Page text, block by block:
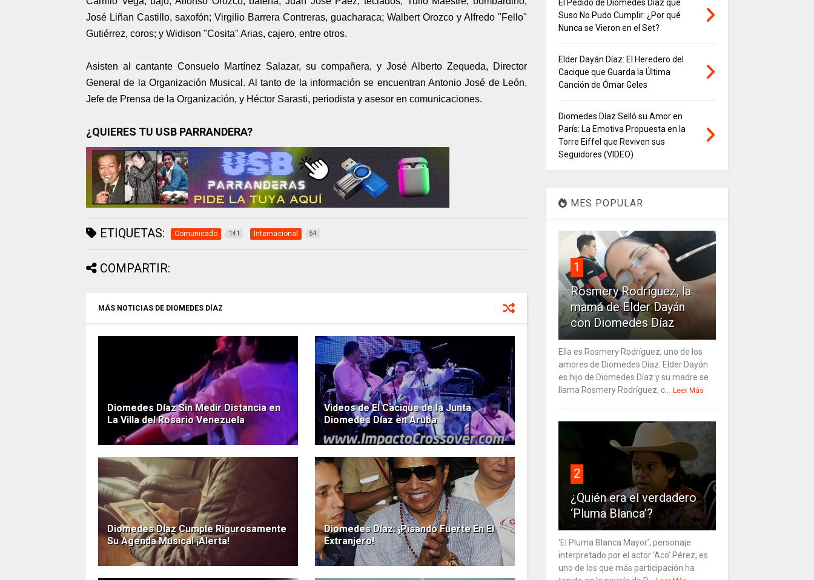
José Liñan Castillo, saxofón; Virgilio Barrera Contreras, guacharaca; Walbert Orozco y Alfredo "Fello"
Gutiérrez, coros; y Widison "Cosita" Arias, cajero, entre otros.
Asisten al cantante Consuelo Martínez Salazar, su compañera, y José Alberto Zequeda, Director
General de la Organización Musical. Al tanto de la información se encuentran Antonio José de León,
Jefe de Prensa de la Organización, y Héctor Sarasti, periodista y asesor en comunicaciones.
¿QUIERES TU USB PARRANDERA?
ETIQUETAS: Comunicado 141 Internacional 54
COMPARTIR:
MÁS NOTICIAS DE DIOMEDES DÍAZ
Diomedes Díaz Sin Medir Distancia en
La Villa del Rosario Venezuela
Videos de El Cacique de la Junta
Diomedes Díaz en Aruba
Diomedes Díaz Cumple Rigurosamente
Su Agenda Musical ¡Alerta!
Diomedes Díaz: ¡Pisando Fuerte En El
Extranjero!
El Pedido de Diomedes Díaz que
Suso No Pudo Cumplir: ¿Por qué
Nunca se Vieron en el Set?
Elder Dayán Díaz: El Heredero del
Cacique que Guarda la Última
Canción de Ómar Geles
Diomedes Díaz Selló su Amor en
París: La Emotiva Propuesta en la
Torre Eiffel que Reviven sus
Seguidores (VIDEO)
MES POPULAR
1
Rosmery Rodríguez, la
mamá de Elder Dayán
con Diomedes Díaz
Ella es Rosmery Rodríguez, uno de los
amores de Diomedes Díaz. Elder Dayán
es hijo de Diomedes Díaz y su madre se
llama Rosmery Rodríguez, c... Leer Más
2
¿Quién era el verdadero
‘Pluma Blanca’?
‘El Pluma Blanca Mayor’, personaje
interpretado por el actor ‘Aco’ Pérez, es
uno de los que más participación ha